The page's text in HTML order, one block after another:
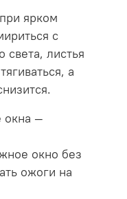
ярком
с
света, листья
а
окна —
окно без
ожоги на